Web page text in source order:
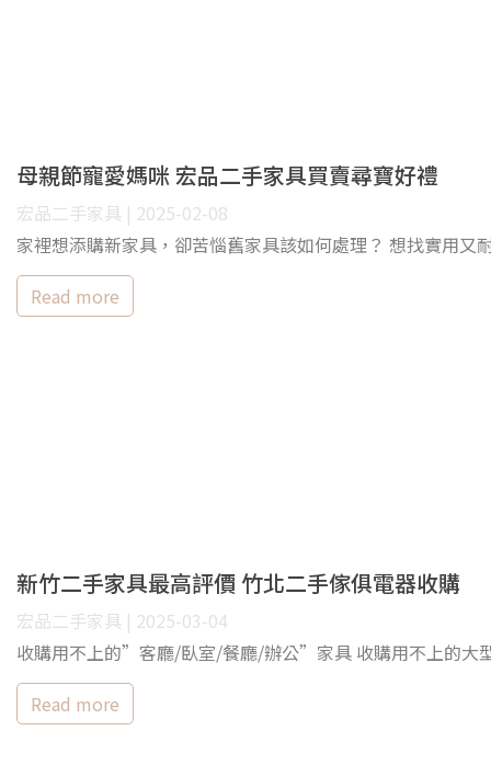
母親節寵愛媽咪 宏品二手家具買賣尋寶好禮
宏品二手家具 | 2025-02-08
家裡想添購新家具，卻苦惱舊家具該如何處理？ 想找實用
Read more
新竹二手家具最高評價 竹北二手傢俱電器收購
宏品二手家具 | 2025-03-04
收購用不上的”客廳/臥室/餐廳/辦公”家具 收購用不上的大
Read more